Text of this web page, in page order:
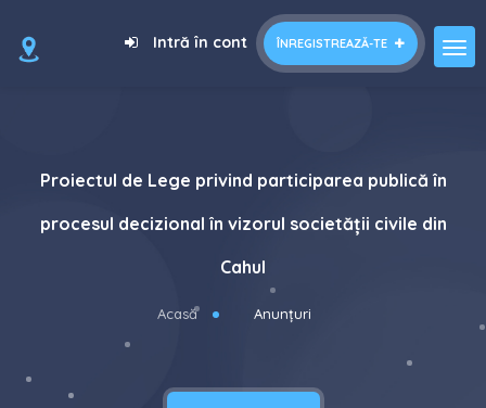
ÎNREGISTREAZĂ-TE
Intră în cont
Proiectul de Lege privind participarea publică în
procesul decizional în vizorul societății civile din
Cahul
Acasă Anunțuri